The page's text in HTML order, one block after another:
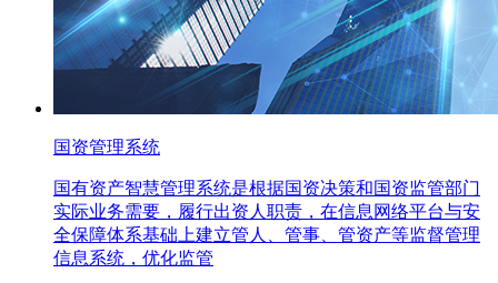
国资管理系统
国有资产智慧管理系统是根据国资决策和国资监管部门
实际业务需要，履行出资人职责，在信息网络平台与安
全保障体系基础上建立管人、管事、管资产等监督管理
信息系统，优化监管